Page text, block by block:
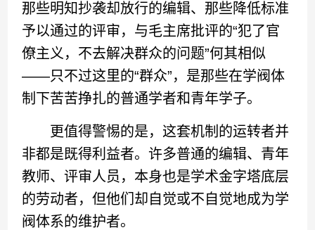
那些明知抄袭却放行的编辑、那些降低标准
予以通过的评审，与毛主席批评的“犯了官
僚主义，不去解决群众的问题”何其相似
——只不过这里的“群众”，是那些在学阀体
制下苦苦挣扎的普通学者和青年学子。
更值得警惕的是，这套机制的运转者并
非都是既得利益者。许多普通的编辑、青年
教师、评审人员，本身也是学术金字塔底层
的劳动者，但他们却自觉或不自觉地成为学
阀体系的维护者。